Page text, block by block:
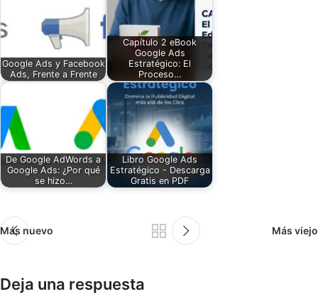
Google Ads y Facebook
Ads, Frente a Frente
Capítulo 2 eBook
Google Ads
Estratégico: El
Proceso…
De Google AdWords a
Google Ads: ¿Por qué
se hizo…
Libro Google Ads
Estratégico - Descarga
Gratis en PDF
Más nuevo Más viejo
Deja una respuesta